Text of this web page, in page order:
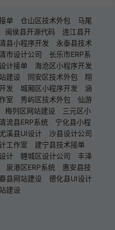
单 仓山区技术外包
马尾
闽侯县开源代码
连江县开
县小程序开发
永泰县技术
市设计公司
长乐市ERP系
计接单
海沧区小程序开发
建设 同安区技术外包
翔
发 城厢区小程序开发
涵
室 秀屿区技术外包
仙游
梅列区网站建设
三元区小
清流县ERP系统
宁化县小程
尤溪县UI设计
沙县设计公司
工作室
建宁县技术接单
计 鲤城区设计公司
丰泽
泉港区ERP系统
惠安县技
县网站建设
德化县UI设计
建设